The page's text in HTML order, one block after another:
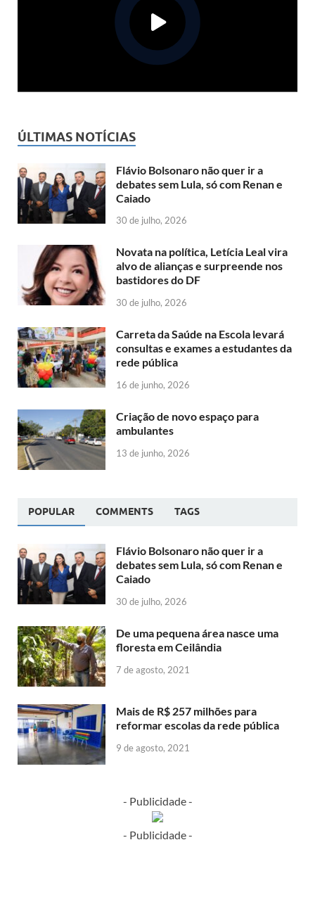
ÚLTIMAS NOTÍCIAS
Flávio Bolsonaro não quer ir a
debates sem Lula, só com Renan e
Caiado
30 de julho, 2026
Novata na política, Letícia Leal vira
alvo de alianças e surpreende nos
bastidores do DF
30 de julho, 2026
Carreta da Saúde na Escola levará
consultas e exames a estudantes da
rede pública
16 de junho, 2026
Criação de novo espaço para
ambulantes
13 de junho, 2026
POPULAR COMMENTS TAGS
Flávio Bolsonaro não quer ir a
debates sem Lula, só com Renan e
Caiado
30 de julho, 2026
De uma pequena área nasce uma
floresta em Ceilândia
7 de agosto, 2021
Mais de R$ 257 milhões para
reformar escolas da rede pública
9 de agosto, 2021
- Publicidade -
- Publicidade -